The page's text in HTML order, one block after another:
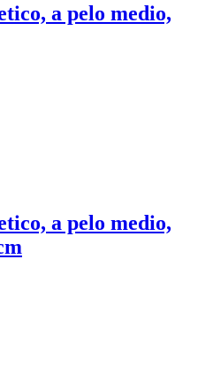
a pelo medio,
a pelo medio,